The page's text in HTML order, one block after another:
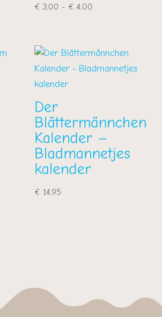
€3,00 - €4,00Prijsklasse:
€ 4,00
Der
Blättermännchen
Kalender –
Bladmannetjes
kalender
€14,95